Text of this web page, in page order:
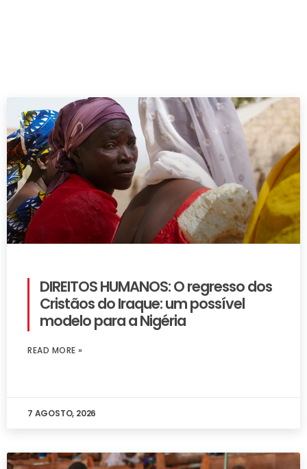
DIREITOS HUMANOS: O regresso dos
Cristãos do Iraque: um possível
modelo para a Nigéria
READ MORE »
7 AGOSTO, 2026